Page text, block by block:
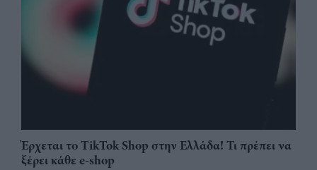
Έρχεται το TikTok Shop στην Ελλάδα! Τι πρέπει να
ξέρει κάθε e-shop